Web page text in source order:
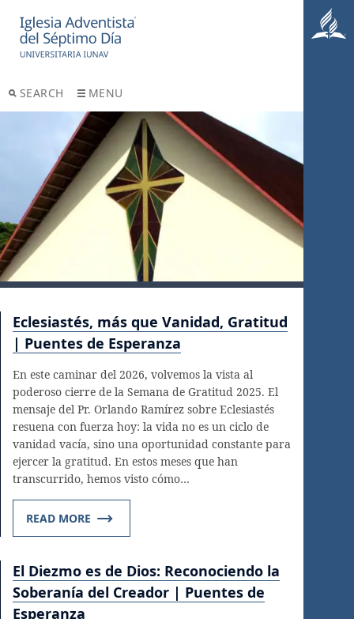
SEARCH MENU
Eclesiastés, más que Vanidad, Gratitud
| Puentes de Esperanza
En este caminar del 2026, volvemos la vista al
poderoso cierre de la Semana de Gratitud 2025. El
mensaje del Pr. Orlando Ramírez sobre Eclesiastés
resuena con fuerza hoy: la vida no es un ciclo de
vanidad vacía, sino una oportunidad constante para
ejercer la gratitud. En estos meses que han
transcurrido, hemos visto cómo…
READ MORE
El Diezmo es de Dios: Reconociendo la
Soberanía del Creador | Puentes de
Esperanza